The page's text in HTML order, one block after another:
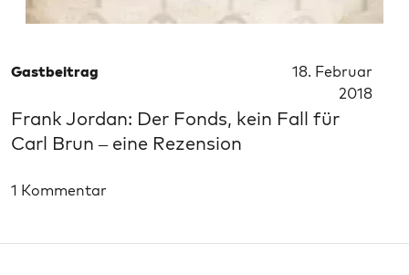
Gastbeitrag
18. Februar
2018
Frank Jordan: Der Fonds, kein Fall für
Carl Brun – eine Rezension
1 Kommentar